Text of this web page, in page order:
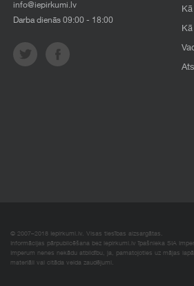
info@iepirkumi.lv
Darba dienās 09:00 - 18:00
© 2007–2018 Iepirkumi.lv. Visas tiesības aizsargātas.
Informācijas pārpublicēšana bez iepirkumi.lv īpašnieka SIA
Imperum nenes nekādu atbildību, ja, pamatojoties uz mājas
materiāli vai citāda veida zaudējumi.